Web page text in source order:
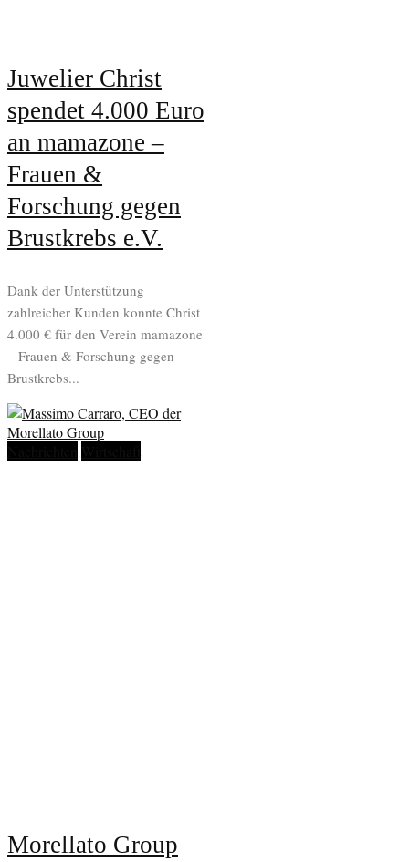
Juwelier Christ
spendet 4.000 Euro
an mamazone –
Frauen &
Forschung gegen
Brustkrebs e.V.
Dank der Unterstützung
zahlreicher Kunden konnte Christ
4.000 € für den Verein mamazone
– Frauen & Forschung gegen
Brustkrebs...
Morellato Group